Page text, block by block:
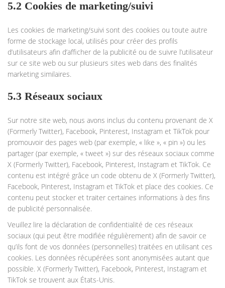
5.2 Cookies de marketing/suivi
Les cookies de marketing/suivi sont des cookies ou toute autre
forme de stockage local, utilisés pour créer des profils
d’utilisateurs afin d’afficher de la publicité ou de suivre l’utilisateur
sur ce site web ou sur plusieurs sites web dans des finalités
marketing similaires.
5.3 Réseaux sociaux
Sur notre site web, nous avons inclus du contenu provenant de X
(Formerly Twitter), Facebook, Pinterest, Instagram et TikTok pour
promouvoir des pages web (par exemple, « like », « pin ») ou les
partager (par exemple, « tweet ») sur des réseaux sociaux comme
X (Formerly Twitter), Facebook, Pinterest, Instagram et TikTok. Ce
contenu est intégré grâce un code obtenu de X (Formerly Twitter),
Facebook, Pinterest, Instagram et TikTok et place des cookies. Ce
contenu peut stocker et traiter certaines informations à des fins
de publicité personnalisée.
Veuillez lire la déclaration de confidentialité de ces réseaux
sociaux (qui peut être modifiée régulièrement) afin de savoir ce
qu’ils font de vos données (personnelles) traitées en utilisant ces
cookies. Les données récupérées sont anonymisées autant que
possible. X (Formerly Twitter), Facebook, Pinterest, Instagram et
TikTok se trouvent aux États-Unis.